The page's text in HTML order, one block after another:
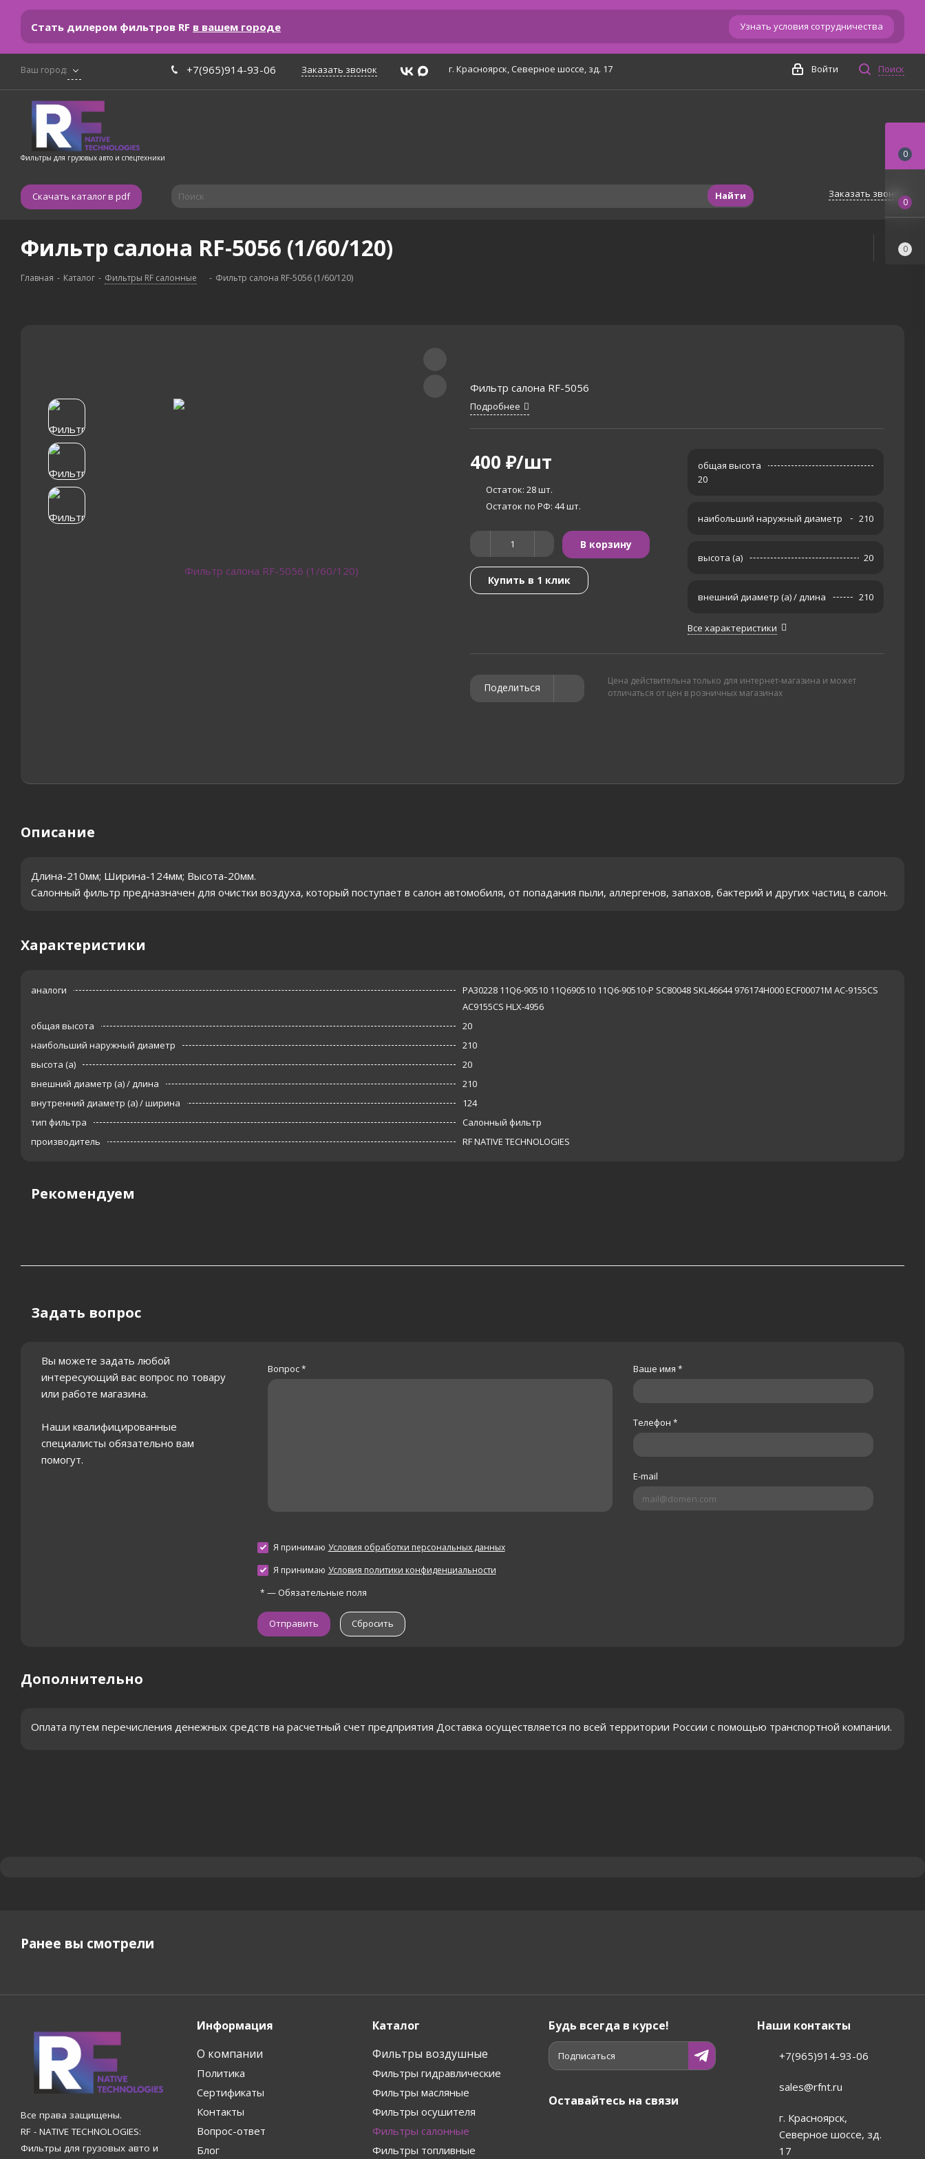
Стать дилером фильтров RF в вашем городе Узнать условия сотрудничества
Ваш город: +7(965)914-93-06 Заказать звонок г. Красноярск, Северное шоссе, зд. 17 Поиск
Войти
Фильтры для грузовых авто и спецтехники
Скачать каталог в pdf Найти Заказать звонок
Фильтр салона RF-5056 (1/60/120)
Главная - Каталог - Фильтры RF салонные - Фильтр салона RF-5056 (1/60/120)
Фильтр салона RF-5056
Подробнее
400 ₽/шт
Остаток: 28шт.
Остаток по РФ: 44шт.
В корзину
Купить в 1 клик
общая высота
20
наибольший наружный диаметр 210
высота (а) 20
внешний диаметр (а) / длина 210
Все характеристики
Поделиться
Цена действительна только для интернет-магазина и может
отличаться от цен в розничных магазинах
Описание
Длина-210мм; Ширина-124мм; Высота-20мм.
Салонный фильтр предназначен для очистки воздуха, который поступает в салон автомобиля, от попадания пыли, аллергенов, запахов, бактерий и других частиц в салон.
Характеристики
аналоги
PA30228 11Q6-90510 11Q690510 11Q6-90510-P SC80048 SKL46644 976174H000 ECF00071M AC-9155CS
AC9155CS HLX-4956
общая высота
20
наибольший наружный диаметр
210
высота (а)
20
внешний диаметр (а) / длина
210
внутренний диаметр (а) / ширина
124
тип фильтра
Салонный фильтр
производитель
RF NATIVE TECHNOLOGIES
Рекомендуем
Задать вопрос
Вы можете задать любой
интересующий вас вопрос по товару
или работе магазина.
Наши квалифицированные
специалисты обязательно вам
помогут.
Вопрос* Ваше имя *
Телефон *
E-mail
Я принимаю Условия обработки персональных данных
Я принимаю Условия политики конфиденциальности
* — Обязательные поля
Сбросить
Дополнительно
Оплата путем перечисления денежных средств на расчетный счет предприятия Доставка осуществляется по всей территории России с помощью транспортной компании.
Ранее вы смотрели
Все права защищены.
RF - NATIVE TECHNOLOGIES:
Фильтры для грузовых авто и
Информация
О компании
Политика
Сертификаты
Контакты
Вопрос-ответ
Блог
Каталог
Фильтры воздушные
Фильтры гидравлические
Фильтры масляные
Фильтры осушителя
Фильтры салонные
Фильтры топливные
Будь всегда в курсе!
Подписаться
Оставайтесь на связи
Наши контакты
+7(965)914-93-06
sales@rfnt.ru
г. Красноярск,
Северное шоссе, зд.
17
0
0
0